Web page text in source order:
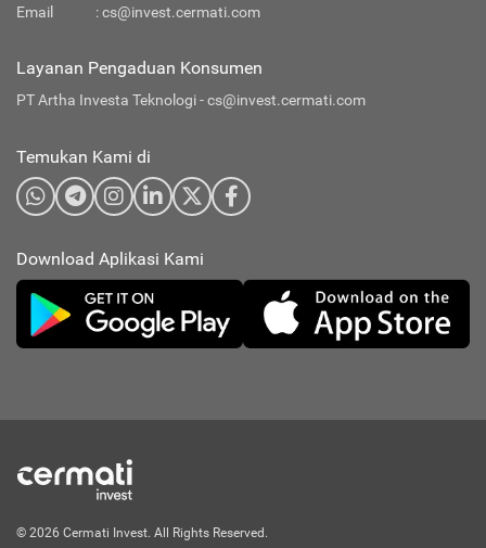
Email
:cs@invest.cermati.com
Layanan Pengaduan Konsumen
PT Artha Investa Teknologi -cs@invest.cermati.com
Temukan Kami di
Download Aplikasi Kami
© 2026 Cermati Invest. All Rights Reserved.